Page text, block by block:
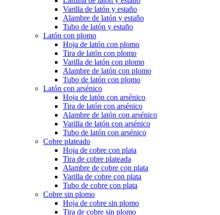
Varilla de latón y estaño
Alambre de latón y estaño
Tubo de latón y estaño
Latón con plomo
Hoja de latón con plomo
Tira de latón con plomo
Varilla de latón con plomo
Alambre de latón con plomo
Tubo de latón con plomo
Latón con arsénico
Hoja de latón con arsénico
Tira de latón con arsénico
Alambre de latón con arsénico
Varilla de latón con arsénico
Tubo de latón con arsénico
Cobre plateado
Hoja de cobre con plata
Tira de cobre plateada
Alambre de cobre con plata
Varilla de cobre con plata
Tubo de cobre con plata
Cobre sin plomo
Hoja de cobre sin plomo
Tira de cobre sin plomo